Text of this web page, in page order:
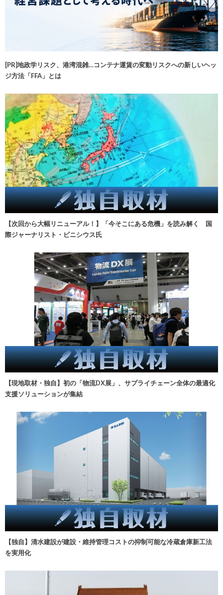
[PR]地政学リスク、港湾混雑…コンテナ運賃の変動リスクへの新しいヘッ
ジ方法「FFA」とは
【次回から大幅リニューアル！】「今そこにある危機」を読み解く 国
際ジャーナリスト・ビニシウス氏
【現地取材・独自】初の「物流DX展」、サプライチェーン全体の最適化
支援ソリューションが集結
【独自】清水建設が建設・維持管理コストの抑制可能な冷蔵倉庫新工法
を実用化